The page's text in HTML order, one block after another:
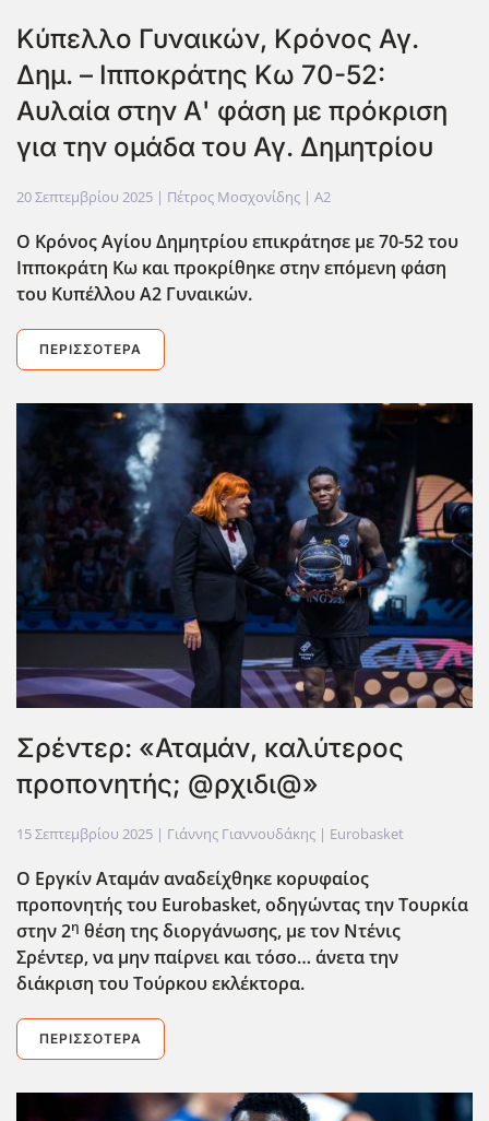
Κύπελλο Γυναικών, Κρόνος Αγ.
Δημ. – Ιπποκράτης Κω 70-52:
Αυλαία στην Α' φάση με πρόκριση
για την ομάδα του Αγ. Δημητρίου
20 Σεπτεμβρίου 2025 | Πέτρος Μοσχονίδης | A2
Ο Κρόνος Αγίου Δημητρίου επικράτησε με 70-52 του
Ιπποκράτη Κω και προκρίθηκε στην επόμενη φάση
του Κυπέλλου Α2 Γυναικών.
ΠΕΡΙΣΣΌΤΕΡΑ
Σρέντερ: «Αταμάν, καλύτερος
προπονητής; @ρχιδι@»
15 Σεπτεμβρίου 2025 | Γιάννης Γιαννουδάκης | Eurobasket
Ο Εργκίν Αταμάν αναδείχθηκε κορυφαίος
προπονητής του Eurobasket, οδηγώντας την Τουρκία
στην 2η θέση της διοργάνωσης, με τον Ντένις
Σρέντερ, να μην παίρνει και τόσο… άνετα την
διάκριση του Τούρκου εκλέκτορα.
ΠΕΡΙΣΣΌΤΕΡΑ